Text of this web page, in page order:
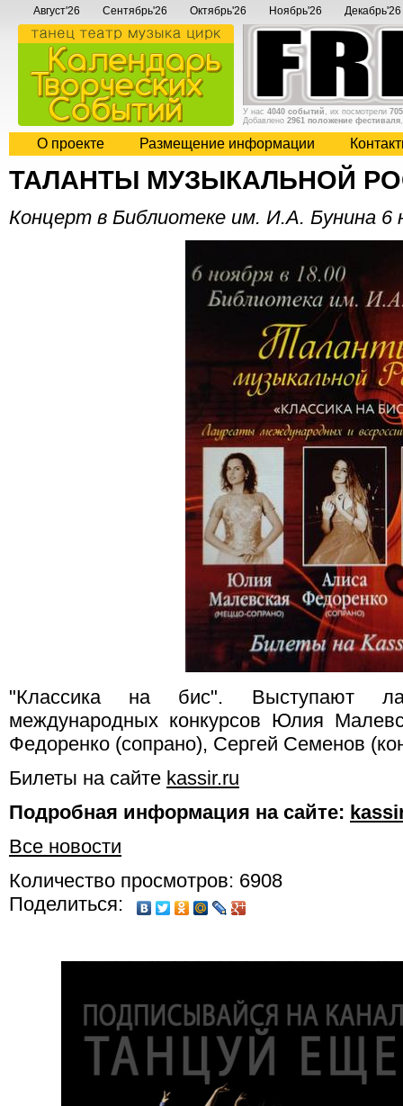
Август'26 Сентябрь'26 Октябрь'26 Ноябрь'26 Декабрь'26
У нас 4040 событий , их посмотрели
Добавлено 2961 положение фестиваля
О проекте Размещение информации
ТАЛАНТЫ МУЗЫКАЛЬНОЙ
Концерт в Библиотеке им. И.А. Бунина 6
"Классика на бис". Выступают
международных конкурсов Юлия
Федоренко (сопрано), Сергей Семенов
Билеты на сайте kassir.ru
Подробная информация на сайте:
Все новости
Количество просмотров: 6908
Поделиться: